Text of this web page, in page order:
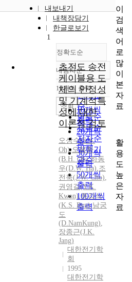
내보내기
내책장담기
한글로보기
정확도순
정확도
순
인기도
순
연도순
제목순
저자순
발행기
관순
내림차순
내림차순
10개씩 출력
10개씩
출력
20개씩
출력
30개씩
출력
50개씩
출력
100개씩
출력
조회
1
초전도 송전
케이블용 도
체의 안정성
및 기계적특
성에 대한
이론적 검토
오상수(S.S.
Oh),오봉환
(B.H. Oh),하동
우(D.W. Ha),조
전욱(J.W. Cho),
권영길(Y.K.
Kwon),류강식
(K.S. Ryu),남궁
도
(D.NamKung),
장종근(J.K.
Jang)
대한전기학
회
1995
대한전기학
이
검
색
어
로
많
이
본
자
료
활
용
도
높
은
자
료